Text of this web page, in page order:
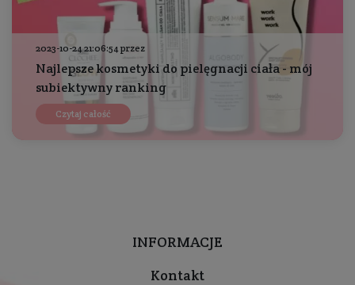
2023-10-24 21:06:54 przez
Najlepsze kosmetyki do pielęgnacji ciała - mój
subiektywny ranking
Czytaj całość
INFORMACJE
Kontakt